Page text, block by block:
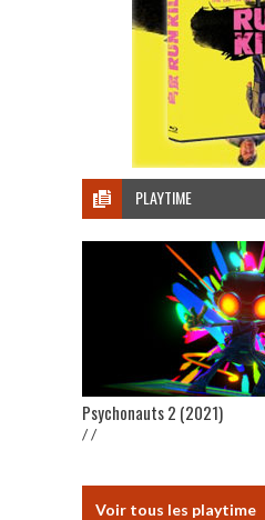
PLAYTIME
Psychonauts 2 (2021)
/ /
Voir tous les playtime